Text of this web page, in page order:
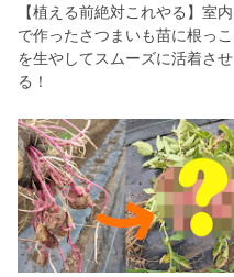
【植える前絶対これやる】室内
で作ったさつまいも苗に根っこ
を生やしてスムーズに活着させ
る！